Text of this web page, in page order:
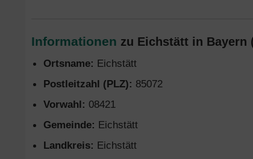
Informationen zu Eichstätt in Bayern
Ortsname: Eichstätt
Postleitzahl (PLZ): 85072
Vorwahl: 08421
Gemeinde: Eichstätt
Landkreis: Eichstätt